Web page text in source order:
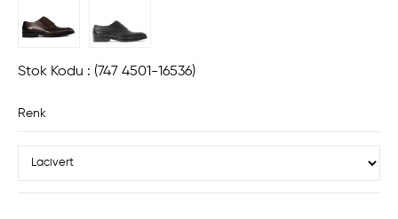
Stok Kodu (747 4501-16536)
Renk